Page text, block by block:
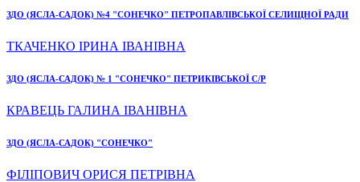
ЗДО (ЯСЛА-САДОК) №4 "СОНЕЧКО" ПЕТРОПАВЛІВСЬКОЇ СЕЛИЩНОЇ РАДИ
ТКАЧЕНКО ІРИНА ІВАНІВНА
ЗДО (ЯСЛА-САДОК) № 1 "СОНЕЧКО" ПЕТРИКІВСЬКОЇ С/Р
КРАВЕЦЬ ГАЛИНА ІВАНІВНА
ЗДО (ЯСЛА-САДОК) "СОНЕЧКО"
ФІЛІПОВИЧ ОРИСЯ ПЕТРІВНА